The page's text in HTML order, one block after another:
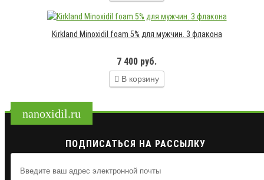
Kirkland Minoxidil foam 5% для мужчин. 3 флакона
7 400 руб.
В корзину
nanoxidil.ru
ПОДПИСАТЬСЯ НА РАССЫЛКУ